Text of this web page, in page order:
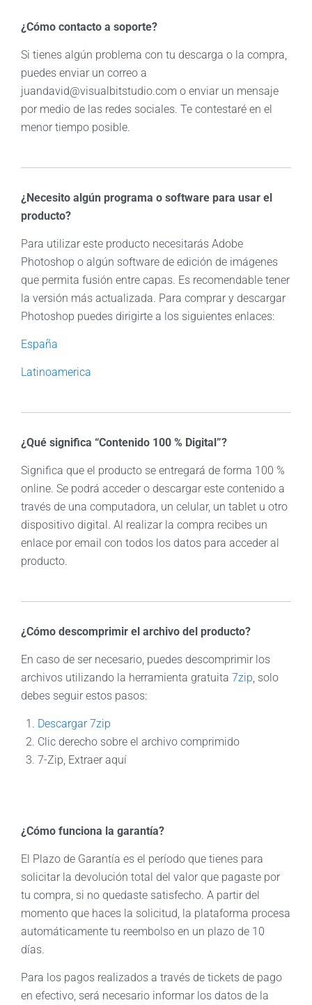
¿Cómo contacto a soporte?
Si tienes algún problema con tu descarga o la compra,
puedes enviar un correo a
juandavid@visualbitstudio.com o enviar un mensaje
por medio de las redes sociales. Te contestaré en el
menor tiempo posible.
¿Necesito algún programa o software para usar el
producto?
Para utilizar este producto necesitarás Adobe
Photoshop o algún software de edición de imágenes
que permita fusión entre capas. Es recomendable tener
la versión más actualizada. Para comprar y descargar
Photoshop puedes dirigirte a los siguientes enlaces:
España
Latinoamerica
¿Qué significa “Contenido 100 % Digital”?
Significa que el producto se entregará de forma 100 %
online. Se podrá acceder o descargar este contenido a
través de una computadora, un celular, un tablet u otro
dispositivo digital. Al realizar la compra recibes un
enlace por email con todos los datos para acceder al
producto.
¿Cómo descomprimir el archivo del producto?
En caso de ser necesario, puedes descomprimir los
archivos utilizando la herramienta gratuita 7zip, solo
debes seguir estos pasos:
Descargar 7zip
Clic derecho sobre el archivo comprimido
7-Zip, Extraer aquí
¿Cómo funciona la garantía?
El Plazo de Garantía es el período que tienes para
solicitar la devolución total del valor que pagaste por
tu compra, si no quedaste satisfecho. A partir del
momento que haces la solicitud, la plataforma procesa
automáticamente tu reembolso en un plazo de 10
días.
Para los pagos realizados a través de tickets de pago
en efectivo, será necesario informar los datos de la